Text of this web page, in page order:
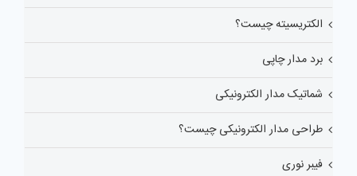
الکتریسیته چیست؟
برد مدار چاپی
شماتیک مدار الکترونیکی
طراحی مدار الکترونیکی چیست؟
فیبر نوری